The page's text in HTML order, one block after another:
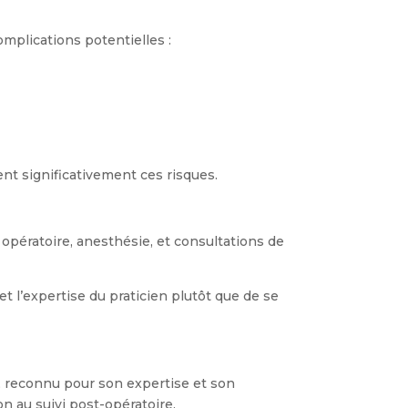
potentielles :
significativement ces risques.
anesthésie, et consultations de
l’expertise du praticien plutôt que de se
pour son expertise et son
au suivi post-opératoire.